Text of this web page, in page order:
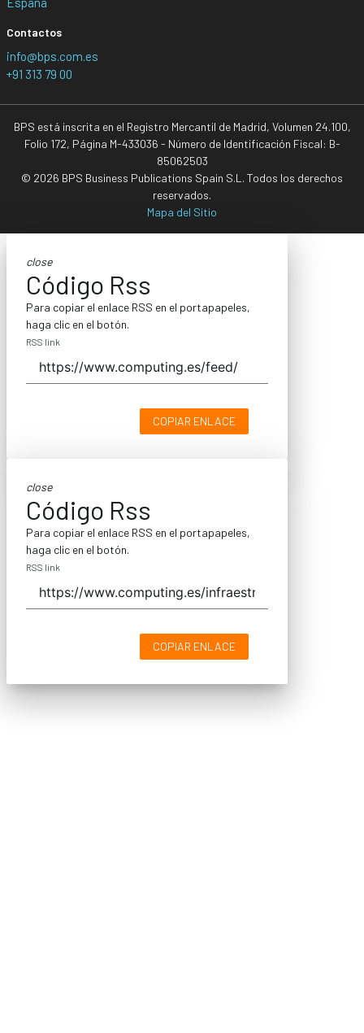
Contactos
info@bps.com.es
+91 313 79 00
BPS está inscrita en el Registro Mercantil de Madrid, Volumen 24.100,
Folio 172, Página M-433036 - Número de Identificación Fiscal: B-
85062503
© 2026 BPS Business Publications Spain S.L. Todos los derechos
reservados.
Mapa del Sitio
close
Código Rss
Para copiar el enlace RSS en el portapapeles,
haga clic en el botón.
RSS link
COPIAR ENLACE
close
Código Rss
Para copiar el enlace RSS en el portapapeles,
haga clic en el botón.
RSS link
COPIAR ENLACE